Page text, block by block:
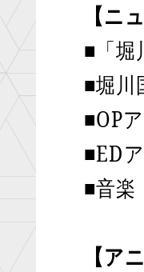
メ
イ
すべ
【ニ
■「堀
■堀川
■OP
■ED
■音楽
【ア